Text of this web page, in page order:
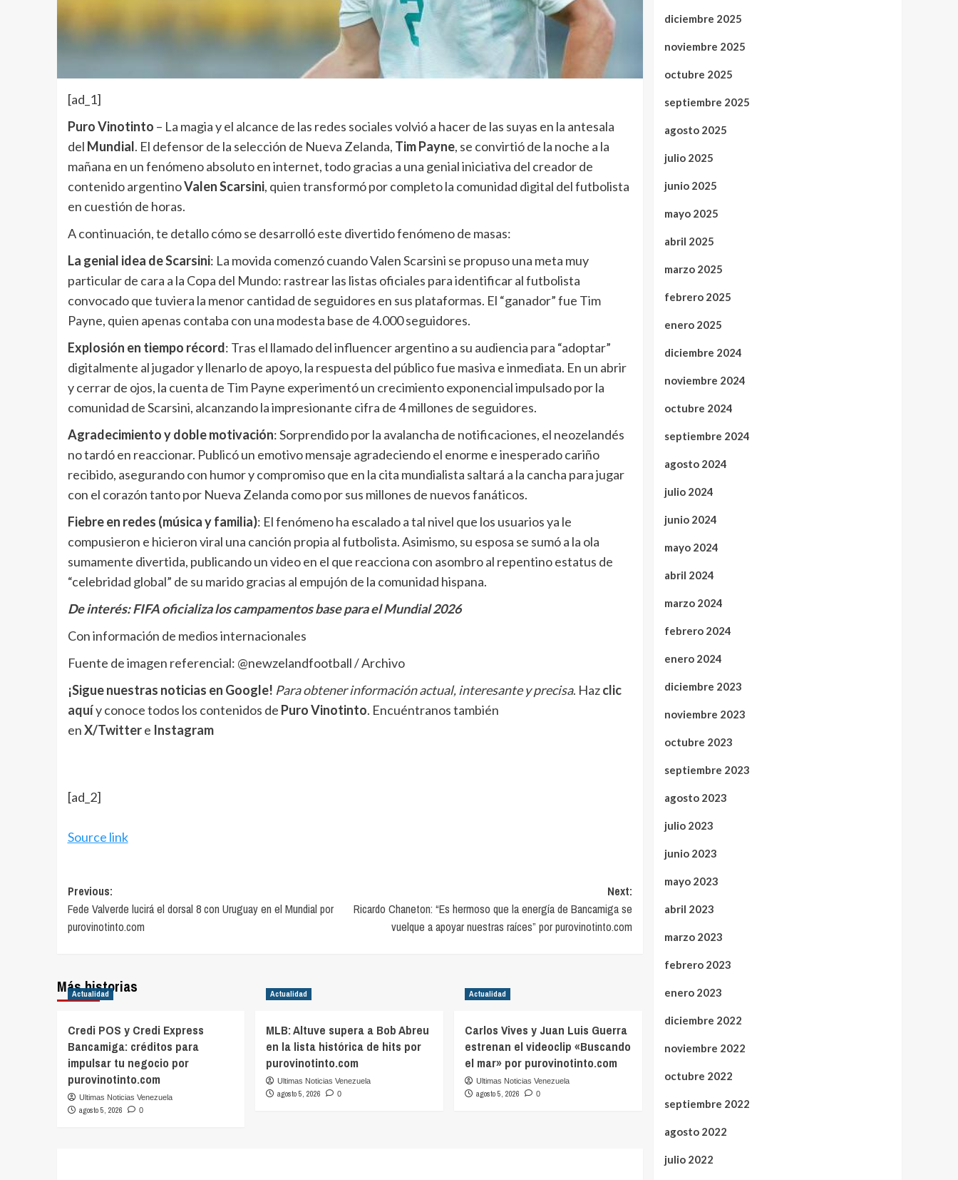
[ad_1]
Puro Vinotinto – La magia y el alcance de las redes sociales volvió a hacer de las suyas en la antesala
del Mundial. El defensor de la selección de Nueva Zelanda, Tim Payne, se convirtió de la noche a la
mañana en un fenómeno absoluto en internet, todo gracias a una genial iniciativa del creador de
contenido argentinoValen Scarsini, quien transformó por completo la comunidad digital del futbolista
en cuestión de horas.
A continuación, te detallo cómo se desarrolló este divertido fenómeno de masas:
La genial idea de Scarsini: La movida comenzó cuando Valen Scarsini se propuso una meta muy
particular de cara a la Copa del Mundo: rastrear las listas oficiales para identificar al futbolista
convocado que tuviera la menor cantidad de seguidores en sus plataformas. El “ganador” fue Tim
Payne, quien apenas contaba con una modesta base de 4.000 seguidores.
Explosión en tiempo récord: Tras el llamado del influencer argentino a su audiencia para “adoptar”
digitalmente al jugador y llenarlo de apoyo, la respuesta del público fue masiva e inmediata. En un abrir
y cerrar de ojos, la cuenta de Tim Payne experimentó un crecimiento exponencial impulsado por la
comunidad de Scarsini, alcanzando la impresionante cifra de 4 millones de seguidores.
Agradecimiento y doble motivación: Sorprendido por la avalancha de notificaciones, el neozelandés
no tardó en reaccionar. Publicó un emotivo mensaje agradeciendo el enorme e inesperado cariño
recibido, asegurando con humor y compromiso que en la cita mundialista saltará a la cancha para jugar
con el corazón tanto por Nueva Zelanda como por sus millones de nuevos fanáticos.
Fiebre en redes (música y familia): El fenómeno ha escalado a tal nivel que los usuarios ya le
compusieron e hicieron viral una canción propia al futbolista. Asimismo, su esposa se sumó a la ola
sumamente divertida, publicando un video en el que reacciona con asombro al repentino estatus de
“celebridad global” de su marido gracias al empujón de la comunidad hispana.
De interés:FIFA oficializa los campamentos base para el Mundial 2026
Con información de medios internacionales
Fuente de imagen referencial: @newzelandfootball / Archivo
¡Sigue nuestras noticias en Google! Para obtener información actual, interesante y precisa. Hazclic
aquíy conoce todos los contenidos de Puro Vinotinto. Encuéntranos también
enX/Twittere Instagram
[ad_2]
Source link
Post
navigation
Previous:
Fede Valverde lucirá el dorsal 8 con Uruguay en el Mundial por
purovinotinto.com
Next:
Ricardo Chaneton: “Es hermoso que la energía de Bancamiga se
vuelque a apoyar nuestras raíces” por purovinotinto.com
Más historias
Actualidad
Credi POS y Credi Express
Bancamiga: créditos para
impulsar tu negocio por
purovinotinto.com
Ultimas Noticias Venezuela
agosto 5, 2026 0
Actualidad
MLB: Altuve supera a Bob Abreu
en la lista histórica de hits por
purovinotinto.com
Ultimas Noticias Venezuela
agosto 5, 2026 0
Actualidad
Carlos Vives y Juan Luis Guerra
estrenan el videoclip «Buscando
el mar» por purovinotinto.com
Ultimas Noticias Venezuela
agosto 5, 2026 0
diciembre 2025
noviembre 2025
octubre 2025
septiembre 2025
agosto 2025
julio 2025
junio 2025
mayo 2025
abril 2025
marzo 2025
febrero 2025
enero 2025
diciembre 2024
noviembre 2024
octubre 2024
septiembre 2024
agosto 2024
julio 2024
junio 2024
mayo 2024
abril 2024
marzo 2024
febrero 2024
enero 2024
diciembre 2023
noviembre 2023
octubre 2023
septiembre 2023
agosto 2023
julio 2023
junio 2023
mayo 2023
abril 2023
marzo 2023
febrero 2023
enero 2023
diciembre 2022
noviembre 2022
octubre 2022
septiembre 2022
agosto 2022
julio 2022